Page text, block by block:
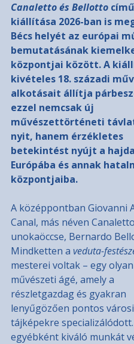
Canaletto és Bellotto című
kiállítása 2026-ban is
Bécs helyét az európai
bemutatásának
központjai között. A
kivételes 18. századi
alkotásait állítja
ezzel nemcsak új
művészettörténeti
nyit, hanem érzékletes
betekintést nyújt a
Európába és annak
központjaiba.
A középpontban Giovanni
Canal, más néven
unokaöccse, Bernardo
Mindketten a veduta-
mesterei voltak – egy olyan
művészeti ágé, amely a
részletgazdag és gyakran
lenyűgözően pontos városi
tájképekre
egyébként kiváló munkát